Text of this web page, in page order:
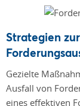
Strategien
Gezielte
Ausfall von
eines effektiven